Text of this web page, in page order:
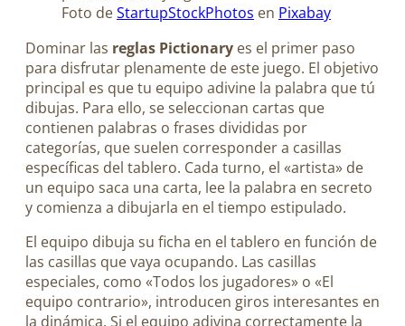
Foto deStartupStockPhotos en Pixabay
Dominar las reglas Pictionary es el primer paso
para disfrutar plenamente de este juego. El objetivo
principal es que tu equipo adivine la palabra que tú
dibujas. Para ello, se seleccionan cartas que
contienen palabras o frases divididas por
categorías, que suelen corresponder a casillas
específicas del tablero. Cada turno, el «artista» de
un equipo saca una carta, lee la palabra en secreto
y comienza a dibujarla en el tiempo estipulado.
El equipo dibuja su ficha en el tablero en función de
las casillas que vaya ocupando. Las casillas
especiales, como «Todos los jugadores» o «El
equipo contrario», introducen giros interesantes en
la dinámica. Si el equipo adivina correctamente la